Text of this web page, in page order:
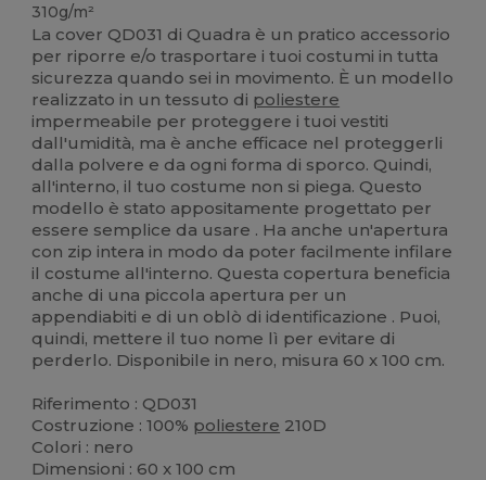
310g/m²
La cover QD031 di Quadra è un pratico accessorio
per riporre e/o trasportare i tuoi costumi in tutta
sicurezza quando sei in movimento. È un modello
realizzato in un tessuto di poliestere
impermeabile per proteggere i tuoi vestiti
dall'umidità, ma è anche efficace nel proteggerli
dalla polvere e da ogni forma di sporco. Quindi,
all'interno, il tuo costume non si piega. Questo
modello è stato appositamente progettato per
essere semplice da usare . Ha anche un'apertura
con zip intera in modo da poter facilmente infilare
il costume all'interno. Questa copertura beneficia
anche di una piccola apertura per un
appendiabiti e di un oblò di identificazione . Puoi,
quindi, mettere il tuo nome lì per evitare di
perderlo. Disponibile in nero, misura 60 x 100 cm.
Riferimento : QD031
Costruzione : 100% poliestere 210D
Colori : nero
Dimensioni : 60 x 100 cm